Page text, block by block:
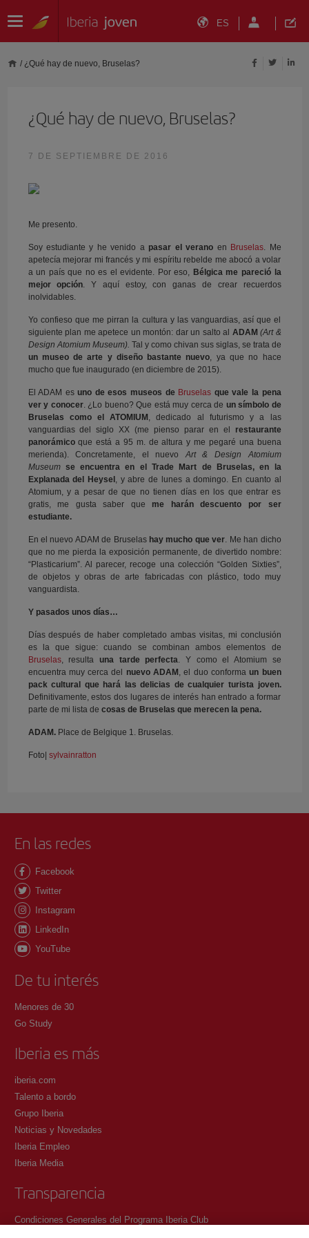
ES
/ ¿Qué hay de nuevo, Bruselas?
¿Qué hay de nuevo, Bruselas?
7 DE SEPTIEMBRE DE 2016
Me presento.
Soy estudiante y he venido a pasar el verano en Bruselas. Me
apetecía mejorar mi francés y mi espíritu rebelde me abocó a volar
a un país que no es el evidente. Por eso, Bélgica me pareció la
mejor opción. Y aquí estoy, con ganas de crear recuerdos
inolvidables.
Yo confieso que me pirran la cultura y las vanguardias, así que el
siguiente plan me apetece un montón: dar un salto al ADAM (Art &
Design Atomium Museum). Tal y como chivan sus siglas, se trata de
un museo de arte y diseño bastante nuevo, ya que no hace
mucho que fue inaugurado (en diciembre de 2015).
El ADAM esuno de esos museos de Bruselas que vale la pena
ver y conocer. ¿Lo bueno? Que está muy cerca de un símbolo de
Bruselas como el ATOMIUM , dedicado al futurismo y a las
vanguardias del siglo XX (me pienso parar en el
restaurante
panorámicoque está a 95 m. de altura y me pegaré una buena
merienda). Concretamente, el nuevoArt & Design Atomium
Museum se encuentra en el Trade Mart de Bruselas, en la
Explanada del Heysel , y abre de lunes a domingo. En cuanto al
Atomium, y a pesar de que no tienen días en los que entrar es
gratis, me gusta saber que me harán descuento por ser
estudiante.
En el nuevo ADAM de Bruselas hay mucho que ver. Me han dicho
que no me pierda la exposición permanente, de divertido nombre:
“Plasticarium”. Al parecer, recoge una colección “Golden Sixties”,
de objetos y obras de arte fabricadas con plástico, todo muy
vanguardista.
Y pasados unos días…
Días después de haber completado ambas visitas, mi conclusión
es la que sigue: cuando se combinan ambos elementos de
Bruselas, resulta una tarde perfecta. Y como el Atomium se
encuentra muy cerca del nuevo ADAM , el duo conformaun buen
pack cultural que hará las delicias de cualquier turista joven.
Definitivamente, estos dos lugares de interés han entrado a formar
parte de mi lista de cosas de Bruselas que merecen la pena.
ADAM. Place de Belgique 1. Bruselas.
Foto| sylvainratton
En las redes
Facebook
Twitter
Instagram
LinkedIn
YouTube
De tu interés
Menores de 30
Go Study
Iberia es más
iberia.com
Talento a bordo
Grupo Iberia
Noticias y Novedades
Iberia Empleo
Iberia Media
Transparencia
Condiciones Generales del Programa Iberia Club